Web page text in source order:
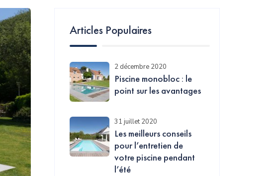
Articles Populaires
2 décembre 2020
Piscine monobloc : le
point sur les avantages
31 juillet 2020
Les meilleurs conseils
pour l’entretien de
votre piscine pendant
l’été